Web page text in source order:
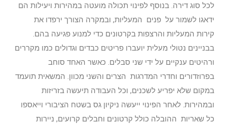
לכל סוג דירה. בנוסף לפינוי תכולה מועטה במהירות ויעילות הם
ידאגו לשמור על פנים המעליות, ובמקרה הצורך ירפדו את
קירות המעליות והרצפות בקרטונים כדי למנוע פגיעה בהם.
בבניינים נטולי מעלית יועברו פריטים כבדים וגדולים כמו מקררים
ורהיטים ענקיים על ידי שני סבלים. כאשר האחד סוחב
בפרוזדורים וחדרי המדרגות הצרים והשני מכוון. המשאית תועמד
במקום שלא יפריע לשכנים, וכל העבודה תיעשה בזריזות
ובמהירות. לאחר הפינוי ייעשה ניקיון גס בשטח הציבורי וייאספו
כל שאריות ההובלה כולל קרטונים וחבלים קרועים, ניירות